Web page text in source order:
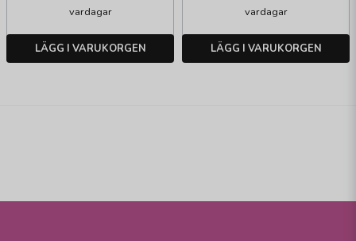
vardagar
LÄGG I VARUKORGEN
vardagar
LÄGG I VARUKORGEN